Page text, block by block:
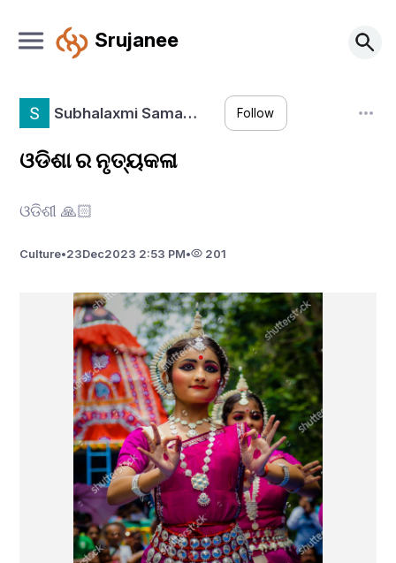
Srujanee
Subhalaxmi Sama… Follow
ଓଡିଶା ର ନୃତ୍ୟକଳା
ଓଡିଶୀ 🙏🏻
Culture•23Dec2023 2:53 PM• 201